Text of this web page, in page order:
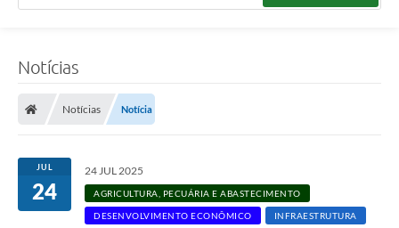
Notícias
Notícias Notícia
JUL
24
24 JUL 2025
AGRICULTURA, PECUÁRIA E ABASTECIMENTO
DESENVOLVIMENTO ECONÔMICO INFRAESTRUTURA